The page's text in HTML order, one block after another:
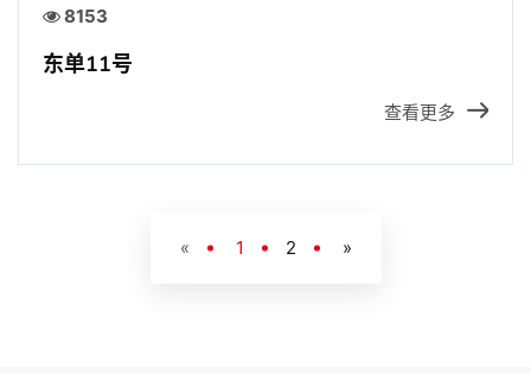
8153
东单11号
查看更多
« 1 2 »